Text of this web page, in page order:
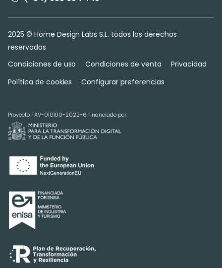
2025 © Home Design Labs S.L. todos los derechos
reservados
Condiciones de uso
Condiciones de venta
Privacidad
Política de cookies
Configurar preferencias
Proyecto FAV-010100-2022-6 financiado por: